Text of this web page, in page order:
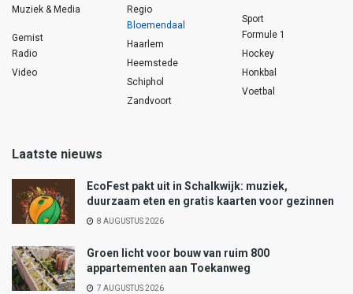
Muziek & Media
Gemist
Radio
Video
Regio
Bloemendaal
Haarlem
Heemstede
Schiphol
Zandvoort
Sport
Formule 1
Hockey
Honkbal
Voetbal
Laatste nieuws
EcoFest pakt uit in Schalkwijk: muziek,
duurzaam eten en gratis kaarten voor gezinnen
8 AUGUSTUS 2026
Groen licht voor bouw van ruim 800
appartementen aan Toekanweg
7 AUGUSTUS 2026